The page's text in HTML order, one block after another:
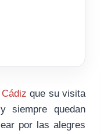
Cádiz que su visita
siempre quedan
por las alegres